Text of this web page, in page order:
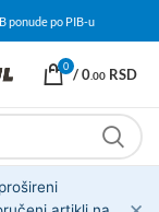
ponude po PIB-u
0 /0.00 RSD